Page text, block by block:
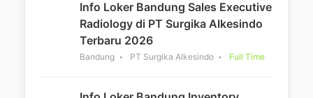
Info Loker Bandung Sales Executive
Radiology di PT Surgika Alkesindo
Terbaru 2026
Bandung PT Surgika Alkesindo Full Time